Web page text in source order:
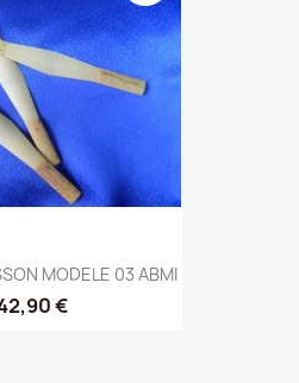
MODELE 03 ABMI
€